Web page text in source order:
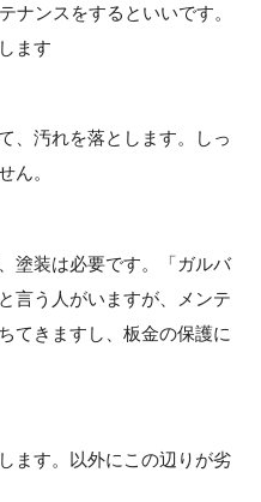
ナンスをするといいです。
ます
、汚れを落とします。しっ
ん。
塗装は必要です。「ガルバ
言う人がいますが、メンテ
てきますし、板金の保護に
ます。以外にこの辺りが劣